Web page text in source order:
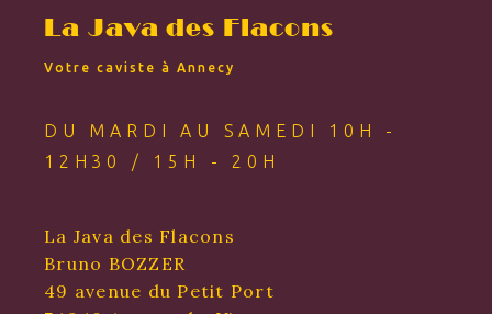
La Java des Flacons
Votre caviste à Annecy
DU MARDI AU SAMEDI 10H -
12H30 / 15H - 20H
La Java des Flacons
Bruno BOZZER
49 avenue du Petit Port